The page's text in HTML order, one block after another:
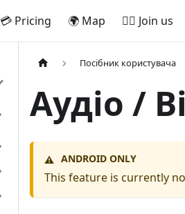
💳 Pricing 🌍 Map 🚵‍♂️ Join us
Посібник користувача
Аудіо /
⚠️ ANDROID ONLY
This feature is currently